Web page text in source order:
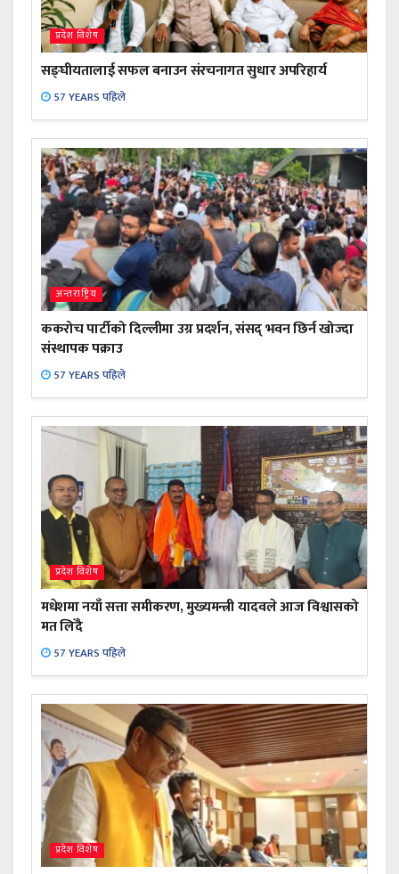
प्रदेश विशेष
सङ्घीयतालाई सफल बनाउन संरचनागत सुधार अपरिहार्य
57 YEARS पहिले
अन्तराष्ट्रिय
ककरोच पार्टीको दिल्लीमा उग्र प्रदर्शन, संसद् भवन छिर्न खोज्दा
संस्थापक पक्राउ
57 YEARS पहिले
प्रदेश विशेष
मधेशमा नयाँ सत्ता समीकरण, मुख्यमन्त्री यादवले आज विश्वासको
मत लिँदै
57 YEARS पहिले
प्रदेश विशेष